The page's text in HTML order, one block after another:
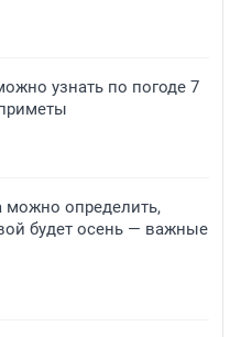
узнать по погоде 7
можно определить,
будет осень — важные